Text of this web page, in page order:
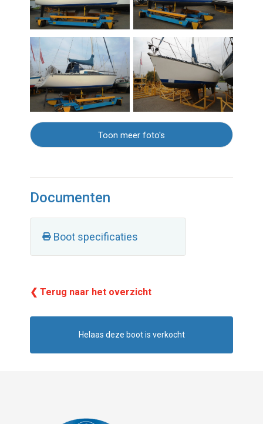
Toon meer foto's
Documenten
Boot specificaties
❮ Terug naar het overzicht
Helaas deze boot is verkocht